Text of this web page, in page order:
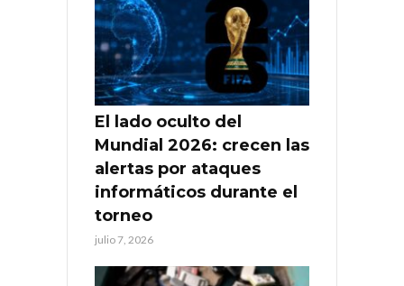
El lado oculto del
Mundial 2026: crecen las
alertas por ataques
informáticos durante el
torneo
julio 7, 2026